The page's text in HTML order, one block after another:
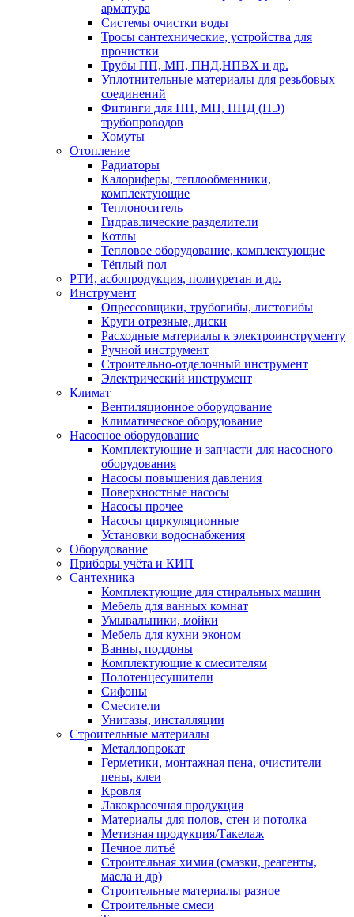
арматура
Системы очистки воды
Тросы сантехнические, устройства для
прочистки
Трубы ПП, МП, ПНД,НПВХ и др.
Уплотнительные материалы для резьбовых
соединений
Фитинги для ПП, МП, ПНД (ПЭ)
трубопроводов
Хомуты
Отопление
Радиаторы
Калориферы, теплообменники,
комплектующие
Теплоноситель
Гидравлические разделители
Котлы
Тепловое оборудование, комплектующие
Тёплый пол
РТИ, асбопродукция, полиуретан и др.
Инструмент
Опрессовщики, трубогибы, листогибы
Круги отрезные, диски
Расходные материалы к электроинструменту
Ручной инструмент
Строительно-отделочный инструмент
Электрический инструмент
Климат
Вентиляционное оборудование
Климатическое оборудование
Насосное оборудование
Комплектующие и запчасти для насосного
оборудования
Насосы повышения давления
Поверхностные насосы
Насосы прочее
Насосы циркуляционные
Установки водоснабжения
Оборудование
Приборы учёта и КИП
Сантехника
Комплектующие для стиральных машин
Мебель для ванных комнат
Умывальники, мойки
Мебель для кухни эконом
Ванны, поддоны
Комплектующие к смесителям
Полотенцесушители
Сифоны
Смесители
Унитазы, инсталляции
Строительные материалы
Металлопрокат
Герметики, монтажная пена, очистители
пены, клеи
Кровля
Лакокрасочная продукция
Материалы для полов, стен и потолка
Метизная продукция/Такелаж
Печное литьё
Строительная химия (смазки, реагенты,
масла и др)
Строительные материалы разное
Строительные смеси